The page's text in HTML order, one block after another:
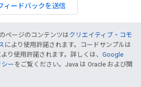
ィードバックを送信
ページのコンテンツはクリエイティブ・コモ
により使用許諾されます。コードサンプルは
より使用許諾されます。詳しくは、 Google
ー をご覧ください。Java は Oracle および関